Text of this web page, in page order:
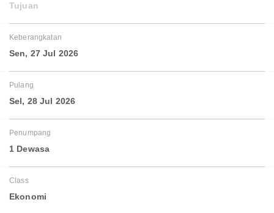
Tujuan
Keberangkatan
Sen, 27 Jul 2026
Pulang
Sel, 28 Jul 2026
Penumpang
1 Dewasa
Class
Ekonomi